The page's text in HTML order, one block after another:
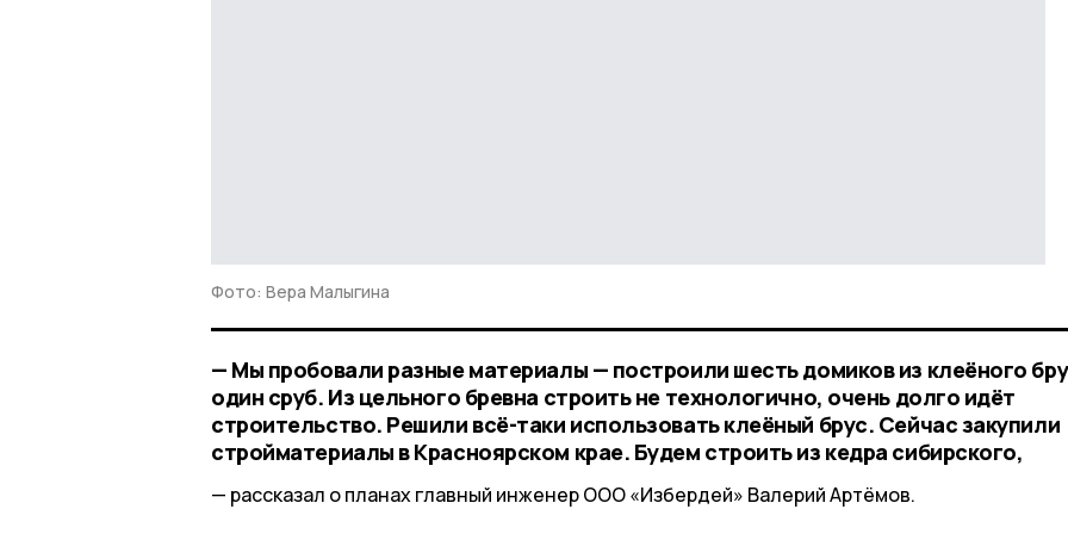
Фото: Вера Малыгина
— Мы пробовали разные материалы — построили шесть домиков из клеёного
один сруб. Из цельного бревна строить не технологично, очень долго идёт
строительство. Решили всё-таки использовать клеёный брус. Сейчас закупили
стройматериалы в Красноярском крае. Будем строить из кедра сибирского,
рассказал о планах главный инженер ООО «Избердей» Валерий Артёмов.